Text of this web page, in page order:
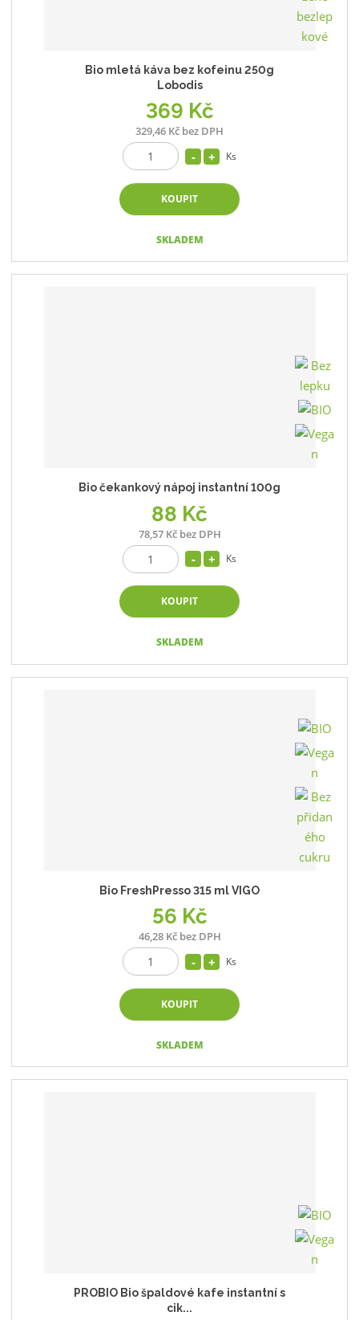
Bio mletá káva bez kofeinu 250g
Lobodis
369 Kč
329,46 Kč bez DPH
Ks
KOUPIT
SKLADEM
Bio čekankový nápoj instantní 100g
88 Kč
78,57 Kč bez DPH
Ks
KOUPIT
SKLADEM
Bio FreshPresso 315 ml VIGO
56 Kč
46,28 Kč bez DPH
Ks
KOUPIT
SKLADEM
PROBIO Bio špaldové kafe instantní s
cik...